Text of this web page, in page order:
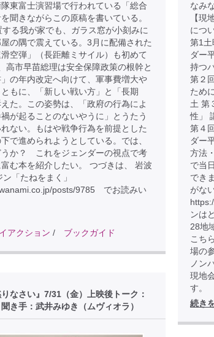
東富士演習場で行われている「総合
聞きながらこの原稿を書いている。
る我が家でも、ガラス窓が小刻みに
の隅で震えている。3月に配備された
滑空弾」（長距離ミサイル）も初めて
高市早苗総理は安全保障政策の根幹と
の年内改定へ向けて、軍事費増大や
もに、「新しい戦い方」と「長期
た。この姿勢は、「政府の行為によ
が起ることのないやうに」とうたう
ない。もはや戦争行為を前提とした
で進められようとしている。では、
うか？ これをジェンダーの視点で考
む本を紹介したい。 つづきは、 岩波
「たねをまく」
posts/9785 でお読みい
アクション / ブックガイド
なみ
【現
につ
第1
ダー
持つ
第２
ため
土 第
性」
第４
ダー
方法
で当
でき
がな
ンは
28地
こち
場の
ノン
現地
す。
続き
なさい』7/31（金）上映後トーク：
き手：武井みゆき（ムヴィオラ）